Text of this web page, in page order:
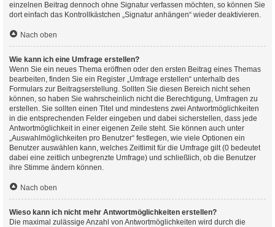
einzelnen Beitrag dennoch ohne Signatur verfassen möchten, so können Sie
dort einfach das Kontrollkästchen „Signatur anhängen“ wieder deaktivieren.
Nach oben
Wie kann ich eine Umfrage erstellen?
Wenn Sie ein neues Thema eröffnen oder den ersten Beitrag eines Themas
bearbeiten, finden Sie ein Register „Umfrage erstellen“ unterhalb des
Formulars zur Beitragserstellung. Sollten Sie diesen Bereich nicht sehen
können, so haben Sie wahrscheinlich nicht die Berechtigung, Umfragen zu
erstellen. Sie sollten einen Titel und mindestens zwei Antwortmöglichkeiten
in die entsprechenden Felder eingeben und dabei sicherstellen, dass jede
Antwortmöglichkeit in einer eigenen Zeile steht. Sie können auch unter
„Auswahlmöglichkeiten pro Benutzer“ festlegen, wie viele Optionen ein
Benutzer auswählen kann, welches Zeitlimit für die Umfrage gilt (0 bedeutet
dabei eine zeitlich unbegrenzte Umfrage) und schließlich, ob die Benutzer
ihre Stimme ändern können.
Nach oben
Wieso kann ich nicht mehr Antwortmöglichkeiten erstellen?
Die maximal zulässige Anzahl von Antwortmöglichkeiten wird durch die